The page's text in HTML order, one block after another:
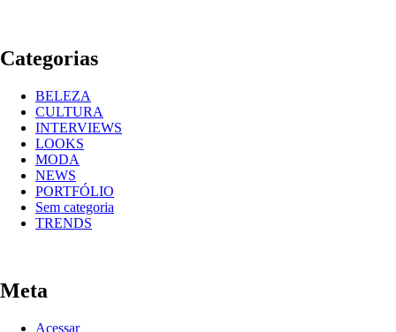
Categorias
BELEZA
CULTURA
INTERVIEWS
LOOKS
MODA
NEWS
PORTFÓLIO
Sem categoria
TRENDS
Meta
Acessar